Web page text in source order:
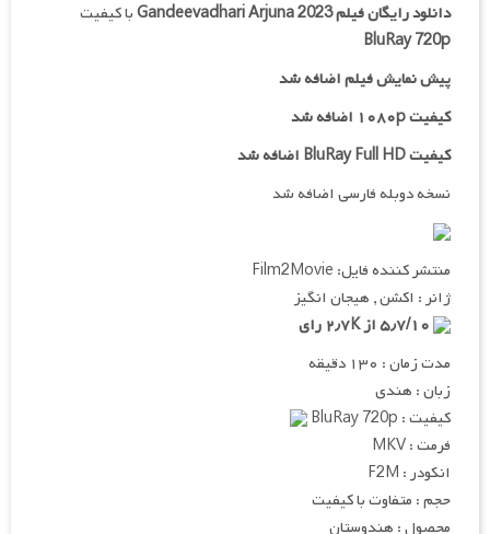
دانلود رایگان فیلمGandeevadhari Arjuna 2023با کیفیت
BluRay 720p
پیش نمایش فیلم اضافه شد
کیفیت ۱۰۸۰p اضافه شد
کیفیت BluRay Full HD اضافه شد
نسخه دوبله فارسی اضافه شد
منتشر کننده فایل: Film2Movie
ژانر : اکشن , هیجان انگیز
مدت زمان : ۱۳۰ دقیقه
زبان : هندی
کیفیت : BluRay 720p
فرمت : MKV
انکودر : F2M
حجم : متفاوت با کیفیت
محصول : هندوستان